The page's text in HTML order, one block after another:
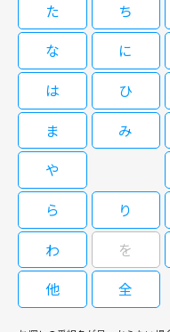
験豊富なベテランエージェン
え、主人公の妻役を演じた「
ルドの存在感にも注目だ。 敵同士として出会ったスパイのジョーとララは
結婚し、それぞれの組織から
の近くで小型機が墜落。現場
きたと気付き、原因らしいフ
を巡って各勢力が動き出し、
も狙われることに。こうして
るのだが……。
た
ち
な
に
は
ひ
ま
み
や
ら
り
わ
を
他
全